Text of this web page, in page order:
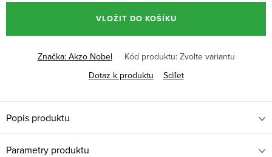
VLOŽIT DO KOŠÍKU
Značka: Akzo Nobel Kód produktu: Zvolte variantu
Dotaz k produktu
Sdílet
Popis produktu
Parametry produktu